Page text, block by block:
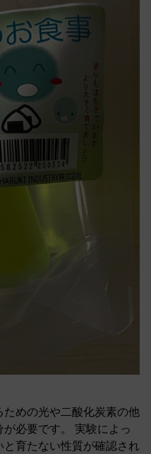
めの光や二酸化炭素の他
必要です。 実験によっ
育たない性質が確認され